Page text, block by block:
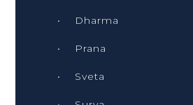
• Dharma
• Prana
• Sveta